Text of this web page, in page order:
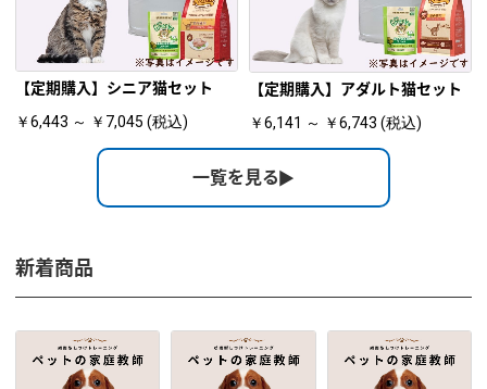
【定期購入】シニア猫セット
￥6,443 ～ ￥7,045 (税込)
【定期購入】アダルト猫セット
￥6,141 ～ ￥6,743 (税込)
一覧を見る
新着商品